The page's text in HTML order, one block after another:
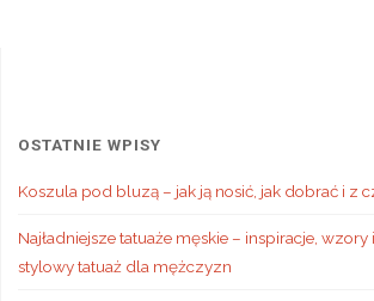
OSTATNIE WPISY
Koszula pod bluzą – jak ją nosić, jak dobrać i z
Najładniejsze tatuaże męskie – inspiracje, wzory
stylowy tatuaż dla mężczyzn